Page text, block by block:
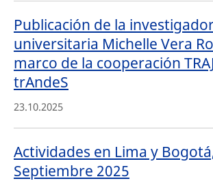
Publicación de la
universitaria Michelle Vera
marco de la cooperación
trAndeS
23.10.2025
Actividades en Lima y
Septiembre 2025